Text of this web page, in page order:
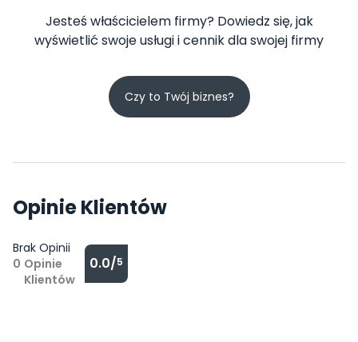
Jesteś właścicielem firmy? Dowiedz się, jak
wyświetlić swoje usługi i cennik dla swojej firmy
Czy to Twój biznes?
Opinie Klientów
Brak Opinii
0 Opinie
Klientów
0.0/5